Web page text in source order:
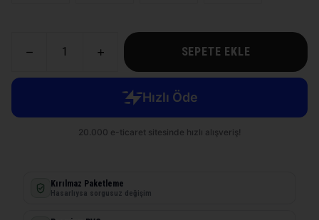
SEPETE EKLE
Kırılmaz Paketleme
Hasarlıysa sorgusuz değişim